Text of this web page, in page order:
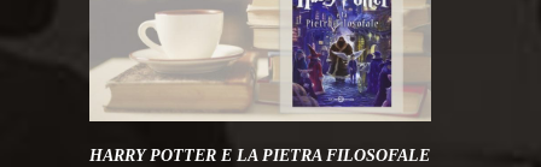
HARRY POTTER E LA PIETRA FILOSOFALE